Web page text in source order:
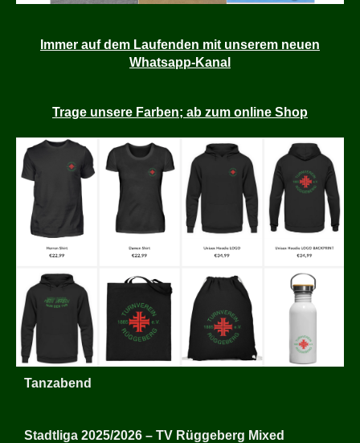
Immer auf dem Laufenden mit unserem neuen
Whatsapp-Kanal
Trage unsere Farben; ab zum online Shop
Tanzabend
Stadtliga 2025/2026 – TV Rüggeberg Mixed